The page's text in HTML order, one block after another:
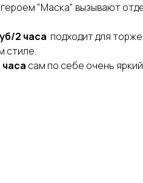
"Маска" вызывают
2 часа подходит для
стиле.
сам по себе очень